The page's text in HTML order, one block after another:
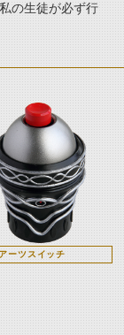
の生徒が必ず行
ーツスイッチ